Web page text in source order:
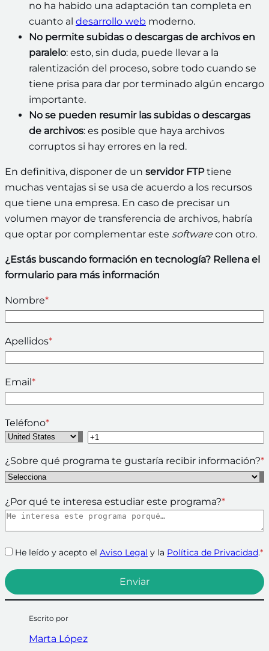
no ha habido una adaptación tan completa en
cuanto al desarrollo web moderno.
No permite subidas o descargas de archivos en
paralelo: esto, sin duda, puede llevar a la
ralentización del proceso, sobre todo cuando se
tiene prisa para dar por terminado algún encargo
importante.
No se pueden resumir las subidas o descargas
de archivos: es posible que haya archivos
corruptos si hay errores en la red.
En definitiva, disponer de un servidor FTPtiene
muchas ventajas si se usa de acuerdo a los recursos
que tiene una empresa. En caso de precisar un
volumen mayor de transferencia de archivos, habría
que optar por complementar este softwarecon otro.
¿Estás buscando formación en tecnología? Rellena el
formulario para más información
Nombre*
Apellidos*
Email*
Teléfono*
¿Sobre qué programa te gustaría recibir información?*
¿Por qué te interesa estudiar este programa?*
He leído y acepto el Aviso Legal y la Política de Privacidad.*
Escrito por
Marta López